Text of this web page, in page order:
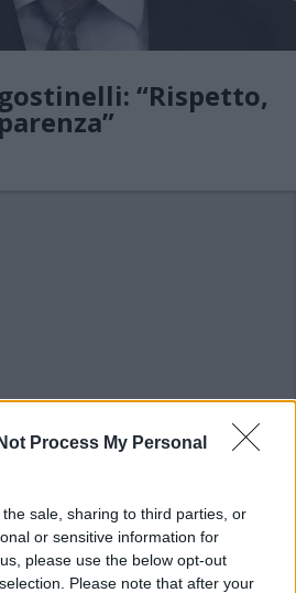
Process My Personal
sale, sharing to third parties, or
or sensitive information for
please use the below opt-out
Please note that after your
“Rispetto,